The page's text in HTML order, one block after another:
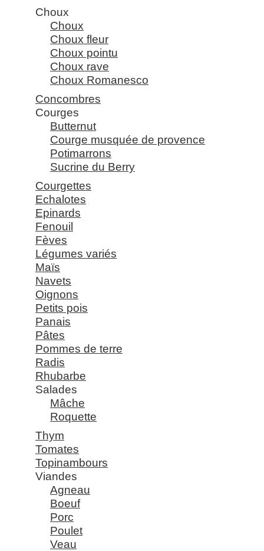
Choux
Choux
Choux fleur
Choux pointu
Choux rave
Choux Romanesco
Concombres
Courges
Butternut
Courge musquée de provence
Potimarrons
Sucrine du Berry
Courgettes
Echalotes
Epinards
Fenouil
Fèves
Légumes variés
Maïs
Navets
Oignons
Petits pois
Panais
Pâtes
Pommes de terre
Radis
Rhubarbe
Salades
Mâche
Roquette
Thym
Tomates
Topinambours
Viandes
Agneau
Boeuf
Porc
Poulet
Veau